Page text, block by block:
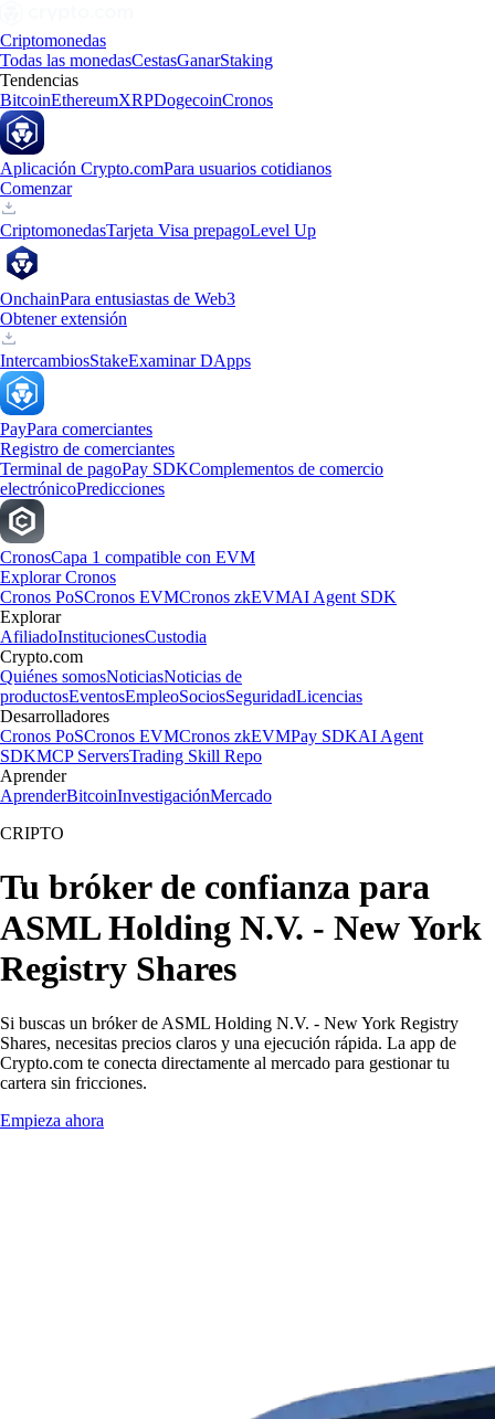
Criptomonedas
Todas las monedasCestasGanarStaking
Tendencias
BitcoinEthereumXRPDogecoinCronos
Aplicación Crypto.comPara usuarios cotidianos
Comenzar
CriptomonedasTarjeta Visa prepagoLevel Up
OnchainPara entusiastas de Web3
Obtener extensión
IntercambiosStakeExaminar DApps
PayPara comerciantes
Registro de comerciantes
Terminal de pagoPay SDKComplementos de comercio
electrónicoPredicciones
CronosCapa 1 compatible con EVM
Explorar Cronos
Cronos PoSCronos EVMCronos zkEVMAI Agent SDK
Explorar
AfiliadoInstitucionesCustodia
Crypto.com
Quiénes somosNoticiasNoticias de
productosEventosEmpleoSociosSeguridadLicencias
Desarrolladores
Cronos PoSCronos EVMCronos zkEVMPay SDKAI Agent
SDKMCP ServersTrading Skill Repo
Aprender
AprenderBitcoinInvestigaciónMercado
CRIPTO
Tu bróker de confianza para
ASML Holding N.V. - New York
Registry Shares
Si buscas un bróker de ASML Holding N.V. - New York Registry
Shares, necesitas precios claros y una ejecución rápida. La app de
Crypto.com te conecta directamente al mercado para gestionar tu
cartera sin fricciones.
Empieza ahora